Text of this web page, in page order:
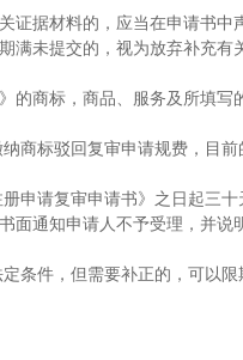
据材料的，应当在申请书中
满未提交的，视为放弃补充有
商标，商品、服务及所填写
标驳回复审申请规费，目前
请复审申请书》之日起三十
面通知申请人不予受理，并说
件，但需要补正的，可以限